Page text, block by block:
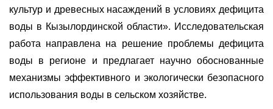
культур и древесных насаждений в условиях дефицита
воды в Кызылординской области». Исследовательская
работа направлена на решение проблемы дефицита
воды в регионе и предлагает научно обоснованные
механизмы эффективного и экологически безопасного
использования воды в сельском хозяйстве.